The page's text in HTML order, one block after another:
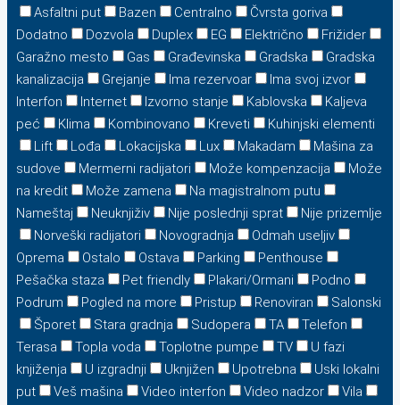
Asfaltni put
Bazen Centralno
Čvrsta goriva
Dodatno
Dozvola Duplex EG Električno
Frižider
Garažno mesto
Gas Građevinska Gradska
Gradska
kanalizacija
Grejanje Ima rezervoar
Ima svoj izvor
Interfon
Internet Izvorno stanje Kablovska
Kaljeva
peć
Klima Kombinovano Kreveti
Kuhinjski elementi
Lift
Lođa Lokacijska Lux Makadam
Mašina za
sudove
Mermerni radijatori Može kompenzacija
Može
na kredit
Može zamena
Na magistralnom putu
Nameštaj
Neuknjiživ Nije poslednji sprat
Nije prizemlje
Norveški radijatori
Novogradnja
Odmah useljiv
Oprema
Ostalo Ostava Parking
Penthouse
Pešačka staza
Pet friendly Plakari/Ormani
Podno
Podrum
Pogled na more Pristup Renoviran
Salonski
Šporet
Stara gradnja Sudopera TA
Telefon
Terasa
Topla voda Toplotne pumpe TV
U fazi
knjiženja
U izgradnji Uknjižen Upotrebna
Uski lokalni
put
Veš mašina Video interfon Video nadzor
Vila